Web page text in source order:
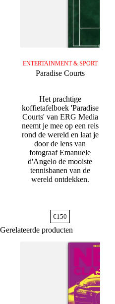
ENTERTAINMENT & SPORT
Paradise Courts
Het prachtige
koffietafelboek 'Paradise
Courts' van ERG Media
neemt je mee op een reis
rond de wereld en laat je
door de lens van
fotograaf Emanuele
d'Angelo de mooiste
tennisbanen van de
wereld ontdekken.
€150
Gerelateerde producten